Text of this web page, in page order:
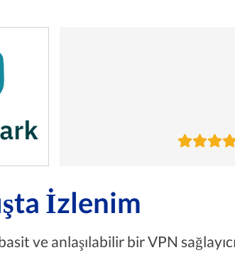
İzlenim
ve anlaşılabilir bir VPN